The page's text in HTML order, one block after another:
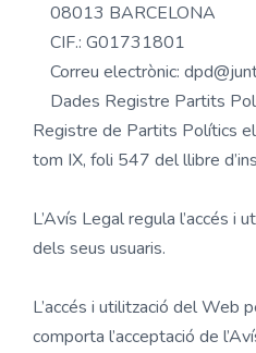
08013 BARCELONA
CIF.: G01731801
Correu electrònic:
Dades Registre Partits
Registre de Partits Polítics
tom IX, foli 547 del llibre
L’Avís Legal regula l’accés i
dels seus usuaris.
L’accés i utilització del Web
comporta l’acceptació de